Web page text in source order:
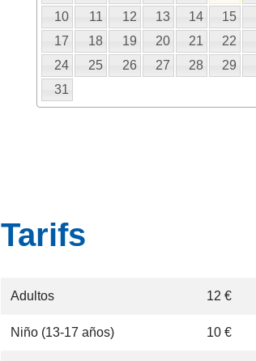
10
11 12 13 14 15
17
18 19 20 21 22
24
25 26 27 28 29
31
Tarifs
Adultos 12 €
Niño (13-17 años) 10 €